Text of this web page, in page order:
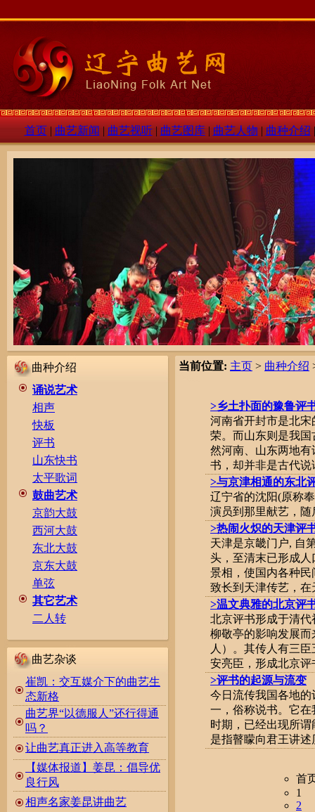
首页| 曲艺新闻 | 曲艺视听| 曲艺图库| 曲艺人物 | 曲种介绍
曲种介绍
诵说艺术
相声
快板
评书
山东快书
太平歌词
鼓曲艺术
京韵大鼓
西河大鼓
东北大鼓
京东大鼓
单弦
其它艺术
二人转
曲艺杂谈
崔凯：交互媒介下的曲艺生
态新格
曲艺界“以德服人”还行得通
吗？
让曲艺真正进入高等教育
【媒体报道】姜昆：倡导优
良行风
相声名家姜昆讲曲艺
当前位置: 主页 > 曲种介绍
>乡土扑面的豫鲁评
河南省开封市是北
荣。而山东则是我
然河南、山东两地
书，却并非是古代说
>与京津相通的东北
辽宁省的沈阳(原称
演员到那里献艺，
>热闹火炽的天津评
天津是京畿门户, 自
头，至清末已形成
景相，使国内各种
致长到天津传艺，在
>温文典雅的北京评
北京评书形成于清
柳敬亭的影响发展
人）。其传人有三
安亮臣，形成北京评
>评书的起源与流变
今日流传我国各地
一，俗称说书。它
时期，已经出现所
是指瞽矇向君王讲述
首
1
2